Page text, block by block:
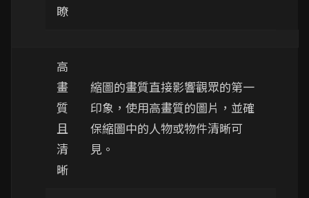
瞭
高
畫
質
且
清
晰
縮圖的畫質直接影響觀眾的第一
印象，使用高畫質的圖片，並確
保縮圖中的人物或物件清晰可
見。